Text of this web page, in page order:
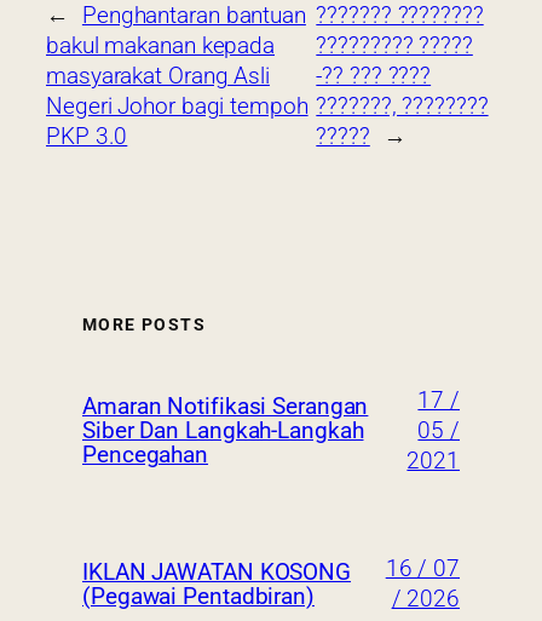
←
Penghantaran bantuan
bakul makanan kepada
masyarakat Orang Asli
Negeri Johor bagi tempoh
PKP 3.0
??????? ????????
????????? ?????
-?? ??? ????
???????, ????????
?????
→
MORE POSTS
Amaran Notifikasi Serangan
Siber Dan Langkah-Langkah
Pencegahan
17 /
05 /
2021
IKLAN JAWATAN KOSONG
(Pegawai Pentadbiran)
16 / 07
/ 2026